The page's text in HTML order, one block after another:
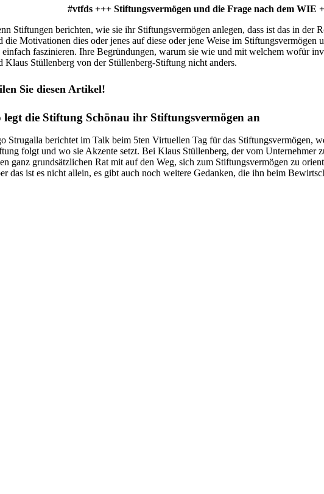
#vtfds +++ Stiftungsvermögen und die Frage nach dem WIE
Stiftungen berichten, wie sie ihr Stiftungsvermögen anlegen, dass ist das in der
die Motivationen dies oder jenes auf diese oder jene Weise im
einfach faszinieren. Ihre Begründungen, warum sie wie und mit welchem wofür
Klaus Stüllenberg von der Stüllenberg-Stiftung nicht anders.
Sie diesen Artikel!
legt die Stiftung Schönau ihr Stiftungsvermögen an
Strugalla berichtet im Talk beim 5ten Virtuellen Tag für das Stiftungsvermögen,
folgt und wo sie Akzente setzt. Bei Klaus Stüllenberg, der vom
ganz grundsätzlichen Rat mit auf den Weg, sich zum Stiftungsvermögen zu
das ist es nicht allein, es gibt auch noch weitere Gedanken, die ihn beim